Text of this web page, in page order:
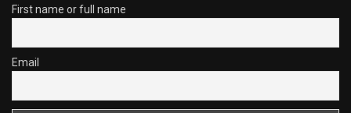
First name or full name
Email